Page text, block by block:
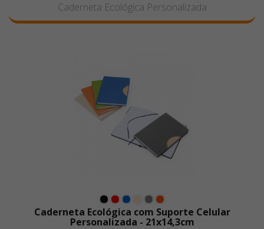
Caderneta Ecológica Personalizada
Caderneta Ecológica com Suporte Celular
Personalizada - 21x14,3cm